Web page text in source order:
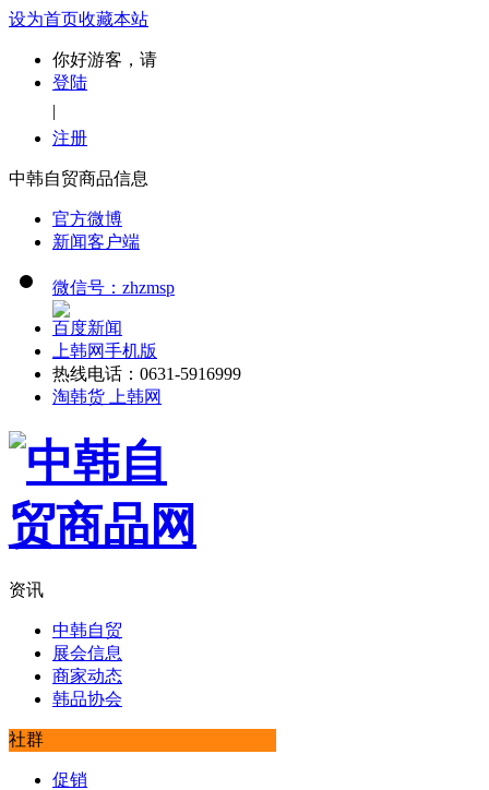
设为首页收藏本站
你好游客，请
登陆
|
注册
中韩自贸商品信息
官方微博
新闻客户端
微信号：zhzmsp
百度新闻
上韩网手机版
热线电话：0631-5916999
淘韩货 上韩网
资讯
中韩自贸
展会信息
商家动态
韩品协会
社群
促销